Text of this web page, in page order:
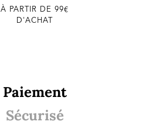
À PARTIR DE 99€
D'ACHAT
Paiement
Sécurisé